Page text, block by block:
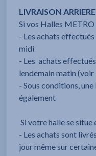
LIVRAISON
Si vos Halles
- Les achats
midi
- Les achats
lendemain matin
- Sous conditions,
également
Si votre halle se situe
- Les achats sont
jour même sur